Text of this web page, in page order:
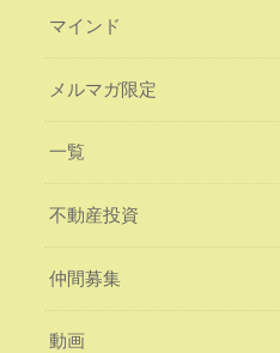
マインド
メルマガ限定
一覧
不動産投資
仲間募集
動画